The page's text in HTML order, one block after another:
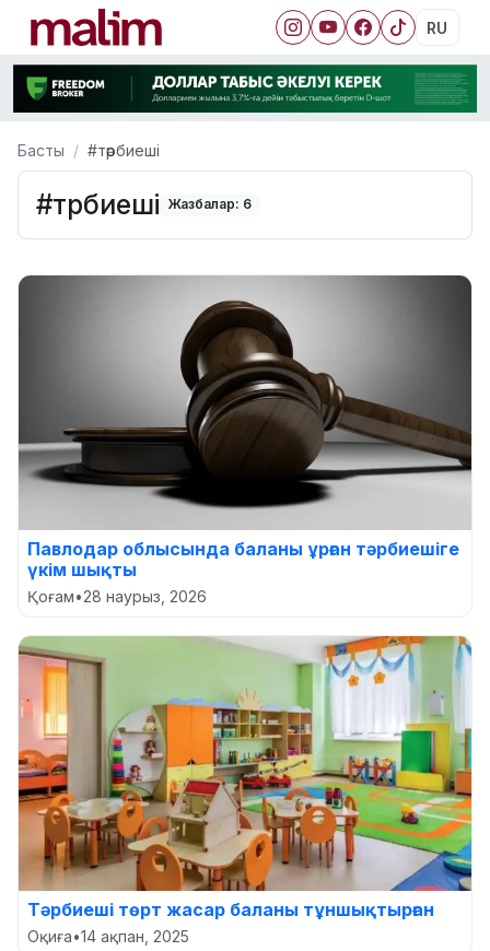
RU
Басты #тәрбиеші
#тәрбиеші Жазбалар: 6
Павлодар облысында баланы ұрған тәрбиешіге
үкім шықты
Қоғам•28 наурыз, 2026
Тәрбиеші төрт жасар баланы тұншықтырған
Оқиға•14 ақпан, 2025